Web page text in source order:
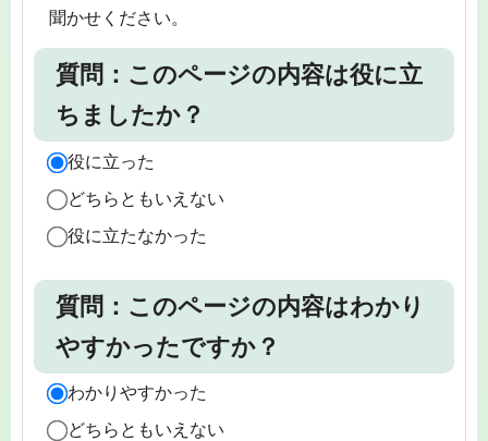
聞かせください。
質問：このページの内容は役に立
ちましたか？
役に立った
どちらともいえない
役に立たなかった
質問：このページの内容はわかり
やすかったですか？
わかりやすかった
どちらともいえない